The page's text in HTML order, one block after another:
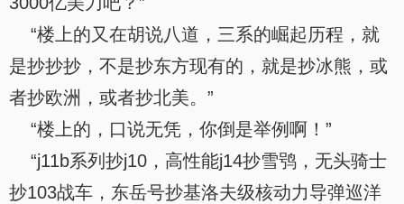
“楼上的又在胡说八道，三系的崛起历程，就
是抄抄抄，不是抄东方现有的，就是抄冰熊，或
者抄欧洲，或者抄北美。”
“楼上的，口说无凭，你倒是举例啊！”
“j11b系列抄j10，高性能j14抄雪鸮，无头骑士
抄103战车，东岳号抄基洛夫级核动力导弹巡洋